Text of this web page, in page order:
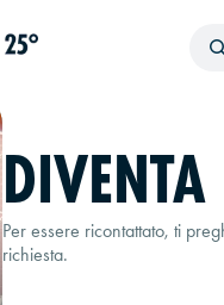
DIVENTA
Per essere ricontattato, ti
richiesta.